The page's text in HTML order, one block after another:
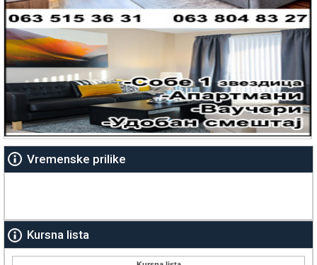
Vremenske prilike
Kursna lista